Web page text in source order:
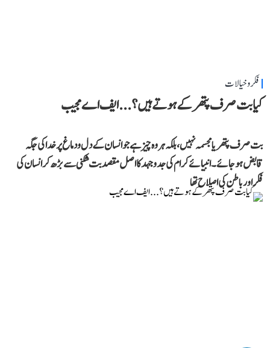
فکر و خیالات
کیا بت صرف پتھر کے ہوتے ہیں؟...ایف اے مجیب
بت صرف پتھر یا مجسمہ نہیں، بلکہ ہر وہ چیز ہے جو انسان کے دل و دماغ پر خدا کی جگہ
قابض ہو جائے۔ انبیائے کرام کی جدوجہد کا اصل مقصد بت شکنی سے بڑھ کر انسان کی
فکر اور باطن کی اصلاح تھا